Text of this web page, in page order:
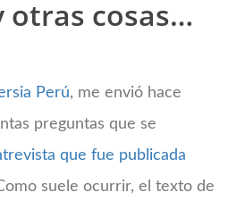
otras cosas…
Perú, me envió hace
preguntas que se
que fue publicada
suele ocurrir, el texto de